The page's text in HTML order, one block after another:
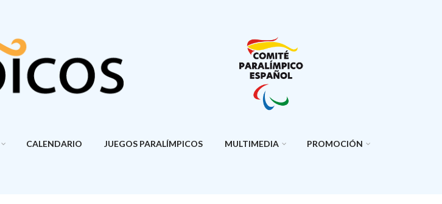
CALENDARIO JUEGOS PARALÍMPICOS MULTIMEDIA PROMOCIÓN